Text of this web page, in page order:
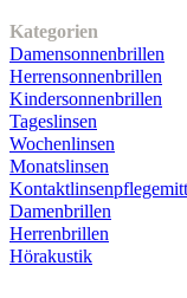
Kategorien
Damensonnenbrillen
Herrensonnenbrillen
Kindersonnenbrillen
Tageslinsen
Wochenlinsen
Monatslinsen
Damenbrillen
Herrenbrillen
Hörakustik